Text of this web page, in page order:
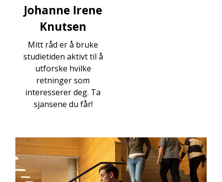
Johanne Irene
Knutsen
Mitt råd er å bruke
studietiden aktivt til å
utforske hvilke
retninger som
interesserer deg. Ta
sjansene du får!